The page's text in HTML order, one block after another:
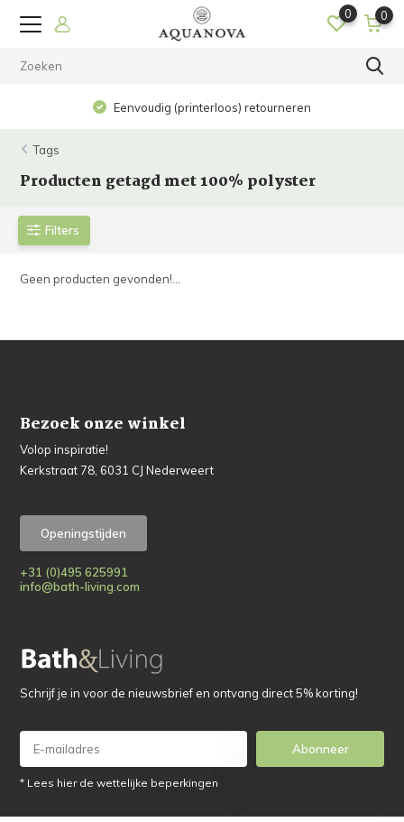
0 0
Eenvoudig (printerloos) retourneren
Tags
Producten getagd met 100% polyster
Filters
Geen producten gevonden!...
Bezoek onze winkel
Volop inspiratie!
Kerkstraat 78, 6031 CJ Nederweert
Openingstijden
+31 (0)495 625991
info@bath-living.com
Schrijf je in voor de nieuwsbrief en ontvang direct 5% korting!
Abonneer
* Lees hier de wettelijke beperkingen